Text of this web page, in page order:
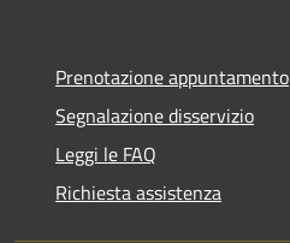
Prenotazione appuntamento
Segnalazione disservizio
Leggi le FAQ
Richiesta assistenza